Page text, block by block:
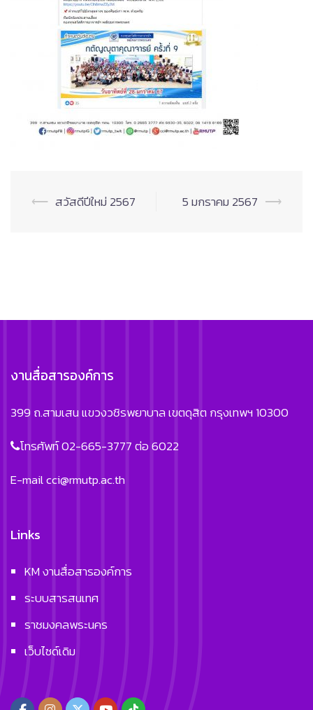
Post
⟵ สวัสดีปีใหม่ 2567 5 มกราคม 2567 ⟶
งานสื่อสารองค์การ
399 ถ.สามเสน แขวงวชิรพยาบาล เขตดุสิต กรุงเทพฯ 10300
โทรศัพท์ 02-665-3777 ต่อ 6022
E-mailcci@rmutp.ac.th
Links
KM งานสื่อสารองค์การ
ระบบสารสนเทศ
ราชมงคลพระนคร
เว็บไซด์เดิม